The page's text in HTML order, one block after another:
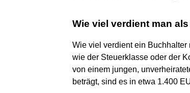
Wie viel verdient man
Wie viel verdient ein
wie der Steuerklasse oder der
von einem jungen,
beträgt, sind es in etwa 1.400